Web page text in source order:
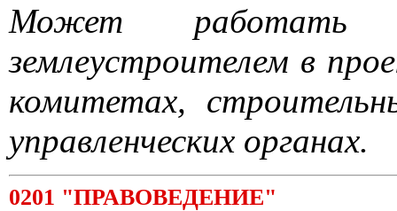
Может работать
землеустроителем в
комитетах,
управленческих органах.
0201 "ПРАВОВЕДЕНИЕ"